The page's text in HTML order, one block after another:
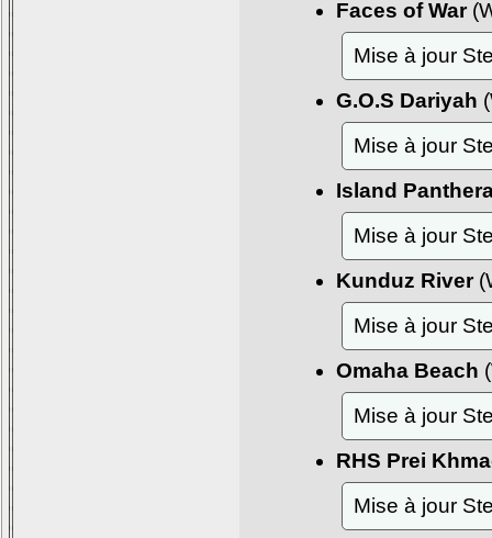
Faces of War
Mise à jour
G.O.S Dariyah
Mise à jour
Island
Mise à jour
Kunduz River
Mise à jour
Omaha Beach
Mise à jour
RHS Prei
Mise à jour